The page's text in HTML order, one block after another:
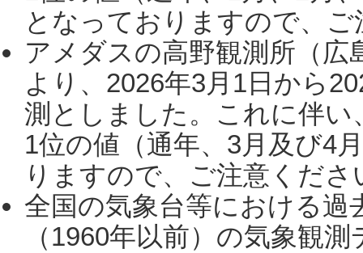
となっておりますので、
アメダスの高野観測所（
より、2026年3月1日から
測としました。これに伴い
1位の値（通年、3月及び4
りますので、ご注意くだ
全国の気象台等における過
（1960年以前）の気象観